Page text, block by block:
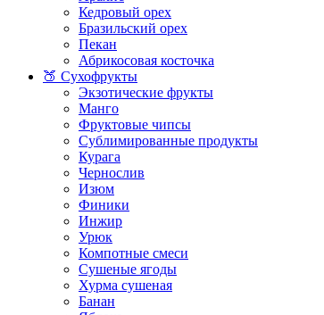
Кедровый орех
Бразильский орех
Пекан
Абрикосовая косточка
🍑 Сухофрукты
Экзотические фрукты
Манго
Фруктовые чипсы
Сублимированные продукты
Курага
Чернослив
Изюм
Финики
Инжир
Урюк
Компотные смеси
Сушеные ягоды
Хурма сушеная
Банан